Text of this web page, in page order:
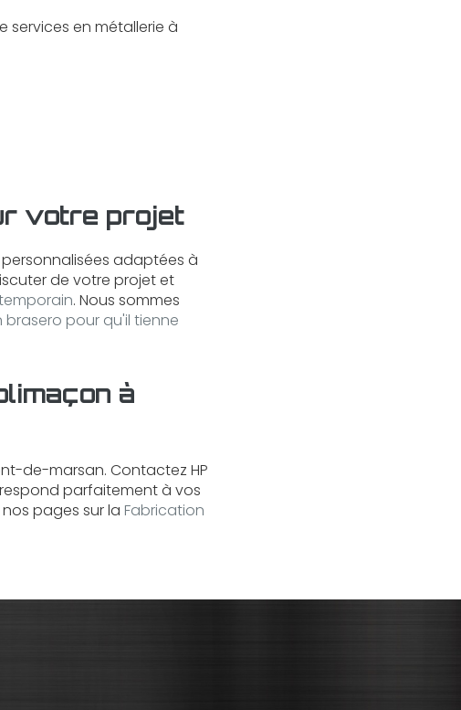
services en métallerie à
votre projet
adaptées à
de votre projet et
. Nous sommes
pour qu'il tienne
à
de-marsan. Contactez HP
parfaitement à vos
pages sur la Fabrication